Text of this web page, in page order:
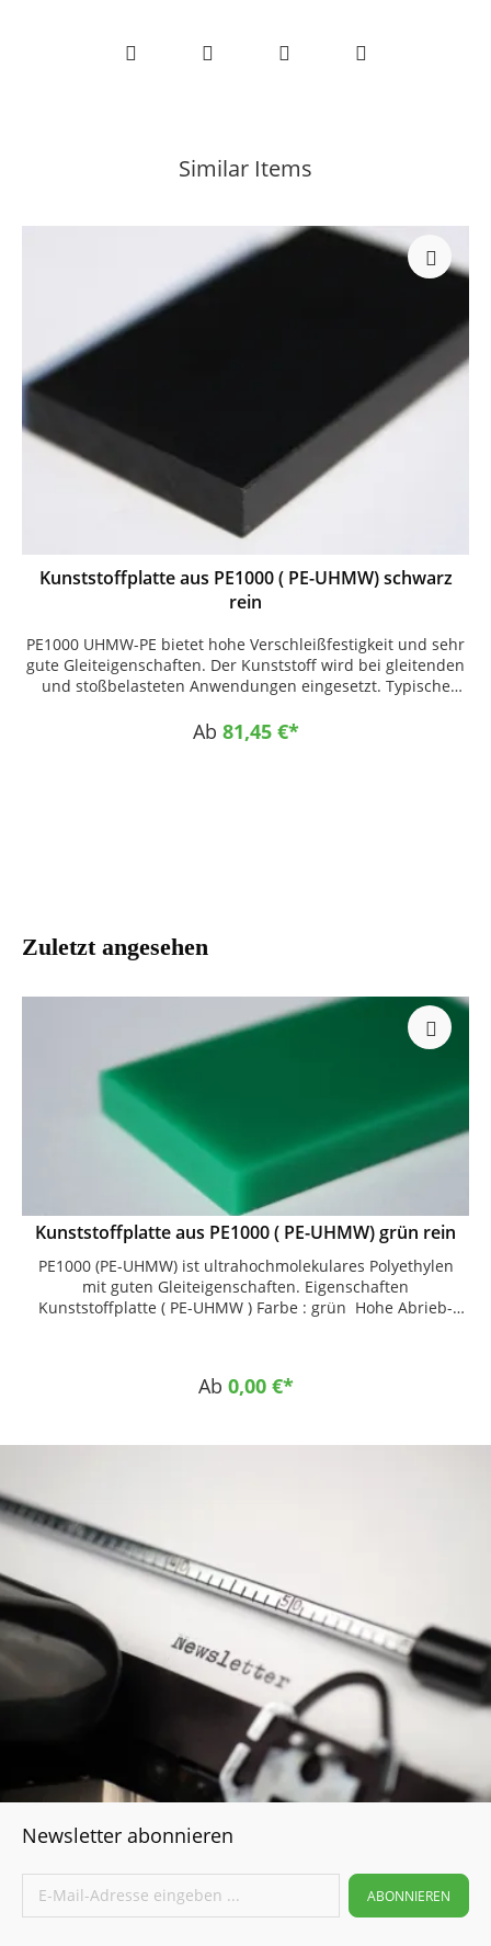
Similar Items
Kunststoffplatte aus PE1000 ( PE-UHMW) schwarz
rein
PE1000 UHMW-PE bietet hohe Verschleißfestigkeit und sehr
gute Gleiteigenschaften. Der Kunststoff wird bei gleitenden
und stoßbelasteten Anwendungen eingesetzt. Typische
Führungen und Maschinenelemente. PE1000 ist schlagzäh,
feuchtigkeitsunempfindlich und gut zerspanbar. Zuschnitt
Ab 81,45 €*
Zuletzt angesehen
Kunststoffplatte aus PE1000 ( PE-UHMW) grün rein
PE1000 (PE-UHMW) ist ultrahochmolekulares Polyethylen
mit guten Gleiteigenschaften. Eigenschaften
Kunststoffplatte ( PE-UHMW ) Farbe : grün Hohe Abrieb-
Selbstschmierende Eigenschaften Keine Wasseraufnahme
Allgemeiner Maschinenbau Lebensmittelindustrie
Verpackungsindustrie Elektro- und Elektronikindustrie
Auskleidungstechnik Papierindustrie Fahrzeugbau
Medizintechnik Anwendungsbeispiele Kettengleitleiste
Flaschenstern Mitnehmer Transportschnecke
Förderelemente
Ab 0,00 €*
Newsletter abonnieren
ABONNIEREN